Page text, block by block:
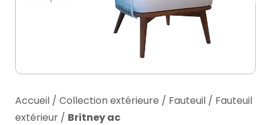
Accueil / Collection extérieure / Fauteuil / Fauteuil
extérieur / Britney ac